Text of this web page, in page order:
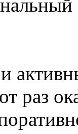
раз